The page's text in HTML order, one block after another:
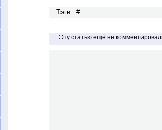
Тэги : #
Эту статью ещё не